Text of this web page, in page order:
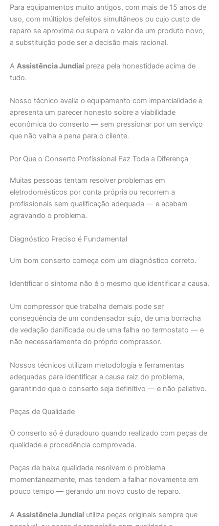
Para equipamentos muito antigos, com mais de 15 anos de
uso, com múltiplos defeitos simultâneos ou cujo custo de
reparo se aproxima ou supera o valor de um produto novo,
a substituição pode ser a decisão mais racional.
A Assistência Jundiaí preza pela honestidade acima de
tudo.
Nosso técnico avalia o equipamento com imparcialidade e
apresenta um parecer honesto sobre a viabilidade
econômica do conserto — sem pressionar por um serviço
que não valha a pena para o cliente.
Por Que o Conserto Profissional Faz Toda a Diferença
Muitas pessoas tentam resolver problemas em
eletrodomésticos por conta própria ou recorrem a
profissionais sem qualificação adequada — e acabam
agravando o problema.
Diagnóstico Preciso é Fundamental
Um bom conserto começa com um diagnóstico correto.
Identificar o sintoma não é o mesmo que identificar a causa.
Um compressor que trabalha demais pode ser
consequência de um condensador sujo, de uma borracha
de vedação danificada ou de uma falha no termostato — e
não necessariamente do próprio compressor.
Nossos técnicos utilizam metodologia e ferramentas
adequadas para identificar a causa raiz do problema,
garantindo que o conserto seja definitivo — e não paliativo.
Peças de Qualidade
O conserto só é duradouro quando realizado com peças de
qualidade e procedência comprovada.
Peças de baixa qualidade resolvem o problema
momentaneamente, mas tendem a falhar novamente em
pouco tempo — gerando um novo custo de reparo.
A Assistência Jundiaí utiliza peças originais sempre que